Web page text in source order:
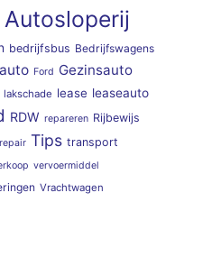
Autosloperij
bedrijfsbus Bedrijfswagens
Ford Gezinsauto
lakschade lease leaseauto
RDW repareren Rijbewijs
Tips transport
vervoermiddel
Vrachtwagen